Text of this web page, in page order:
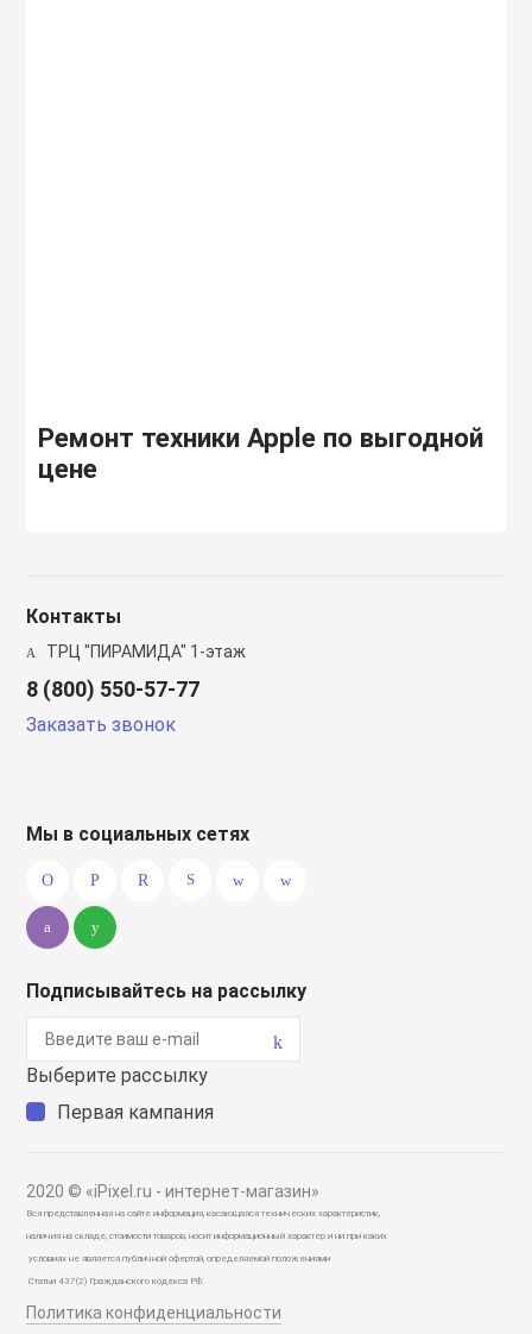
Ремонт техники Apple по выгодной
цене
Контакты
ТРЦ "ПИРАМИДА" 1-этаж
8 (800) 550-57-77
Заказать звонок
Мы в социальных сетях
Подписывайтесь на рассылку
Выберите рассылку
Первая кампания
2020 © «iPixel.ru - интернет-магазин»
Вся представленная на сайте информация, касающаяся технических характеристик,
наличия на складе, стоимости товаров, носит информационный характер и ни при каких
условиях не является публичной офертой, определяемой положениями
Статьи 437(2) Гражданского кодекса РФ.
Политика конфиденциальности